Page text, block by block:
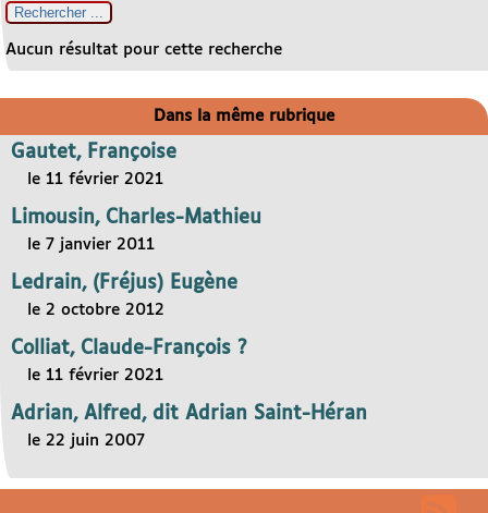
Aucun résultat pour cette recherche
Dans la même rubrique
Gautet, Françoise
le 11 février 2021
Limousin, Charles-Mathieu
le 7 janvier 2011
Ledrain, (Fréjus) Eugène
le 2 octobre 2012
Colliat, Claude-François ?
le 11 février 2021
Adrian, Alfred, dit Adrian Saint-Héran
le 22 juin 2007